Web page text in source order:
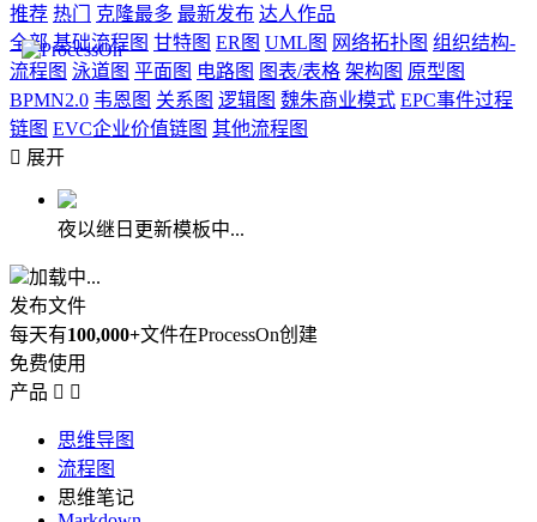
推荐 热门 克隆最多 最新发布 达人作品
全部 基础流程图 甘特图 ER图 UML图 网络拓扑图 组织结构-
流程图 泳道图 平面图 电路图 图表/表格 架构图 原型图
BPMN2.0 韦恩图 关系图 逻辑图 魏朱商业模式 EPC事件过程
链图 EVC企业价值链图 其他流程图
 展开
夜以继日更新模板中...
加载中...
发布文件
每天有100,000+文件在ProcessOn创建
免费使用
产品  
思维导图
流程图
思维笔记